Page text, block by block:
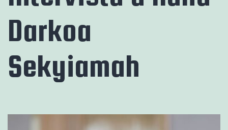
Darkoa
Sekyiamah